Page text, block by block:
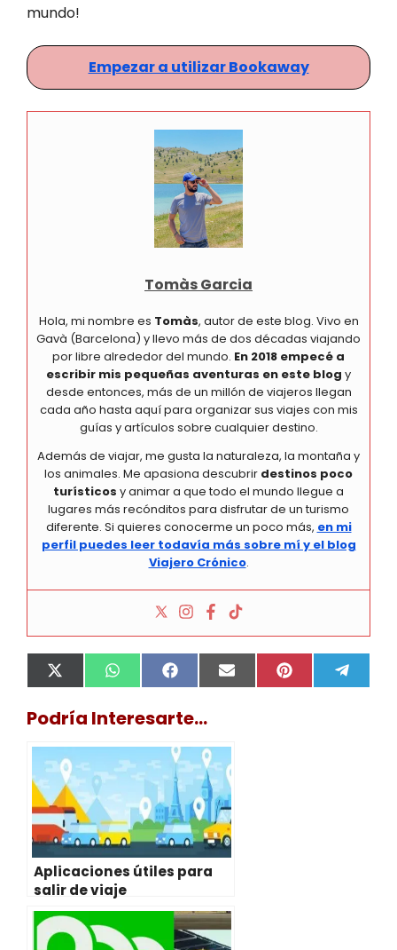
mundo!
Empezar a utilizar Bookaway
Tomàs Garcia
Hola, mi nombre es Tomàs, autor de este blog. Vivo en
Gavà (Barcelona) y llevo más de dos décadas viajando
por libre alrededor del mundo. En 2018 empecé a
escribir mis pequeñas aventuras en este blog y
desde entonces, más de un millón de viajeros llegan
cada año hasta aquí para organizar sus viajes con mis
guías y artículos sobre cualquier destino.
Además de viajar, me gusta la naturaleza, la montaña y
los animales. Me apasiona descubrir destinos poco
turísticos y animar a que todo el mundo llegue a
lugares más recónditos para disfrutar de un turismo
diferente. Si quieres conocerme un poco más, en mi
perfil puedes leer todavía más sobre mí y el blog
Viajero Crónico.
Compartir
en
X
(
w
t
t
e
r
)
Compartir
en
W
h
t
A
p
p
Compartir
en
F
a
e
o
o
k
Compartir
en
E
m
Compartir
en
P
i en
e
Podría Interesarte...
Aplicaciones útiles para
salir de viaje